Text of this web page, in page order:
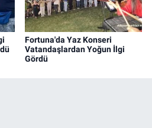
Fortuna'da Yaz Konseri
Vatandaşlardan Yoğun İlgi
Gördü